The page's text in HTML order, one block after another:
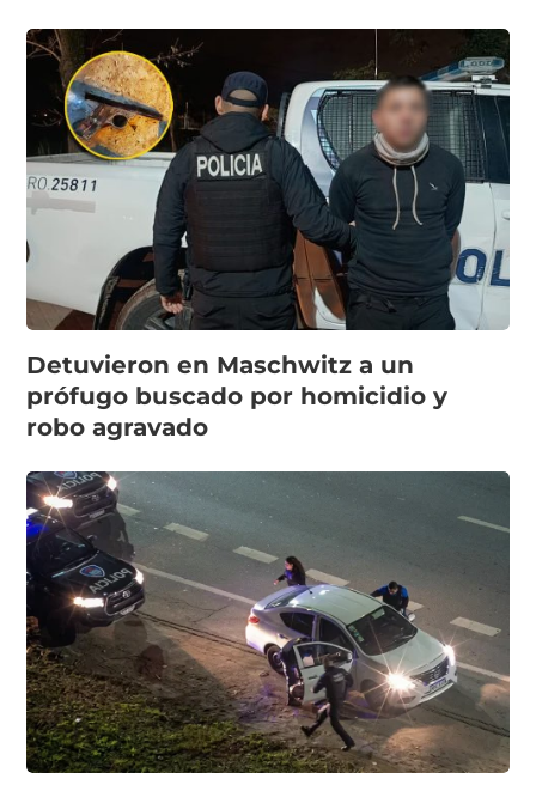
Detuvieron en Maschwitz a un
prófugo buscado por homicidio y
robo agravado